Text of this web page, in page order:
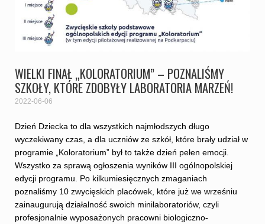
WIELKI FINAŁ „KOLORATORIUM” – POZNALIŚMY
SZKOŁY, KTÓRE ZDOBYŁY LABORATORIA MARZEŃ!
2022-06-06
Dzień Dziecka to dla wszystkich najmłodszych długo
wyczekiwany czas, a dla uczniów ze szkół, które brały udział w
programie „Koloratorium” był to także dzień pełen emocji.
Wszystko za sprawą ogłoszenia wyników III ogólnopolskiej
edycji programu. Po kilkumiesięcznych zmaganiach
poznaliśmy 10 zwycięskich placówek, które już we wrześniu
zainaugurują działalność swoich minilaboratoriów, czyli
profesjonalnie wyposażonych pracowni biologiczno-